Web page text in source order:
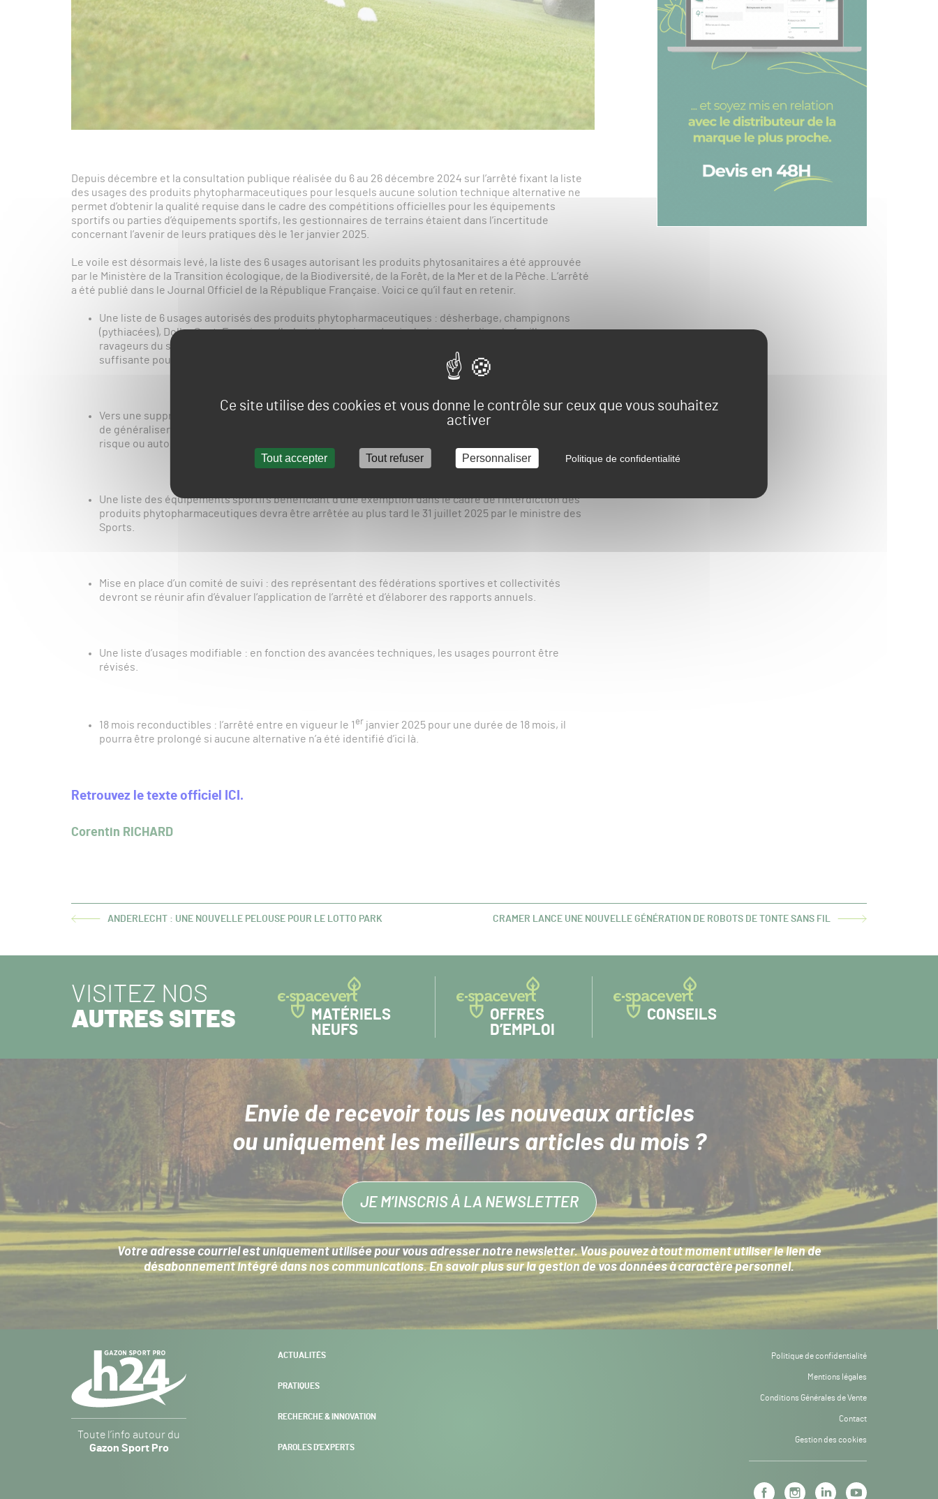
Ce site utilise des cookies et vous donne le contrôle sur ceux que vous souhaitez
activer
Tout accepter Tout refuser Personnaliser Politique de confidentialité
Depuis décembre et la consultation publique réalisée du 6 au 26 décembre 2024 sur l’arrêté fixant la liste
des usages des produits phytopharmaceutiques pour lesquels aucune solution technique alternative ne
permet d’obtenir la qualité requise dans le cadre des compétitions officielles pour les équipements
sportifs ou parties d’équipements sportifs, les gestionnaires de terrains étaient dans l’incertitude
concernant l’avenir de leurs pratiques dès le 1er janvier 2025.
Le voile est désormais levé, la liste des 6 usages autorisant les produits phytosanitaires a été approuvée
par le Ministère de la Transition écologique, de la Biodiversité, de la Forêt, de la Mer et de la Pêche. L’arrêté
a été publié dans le Journal Officiel de la République Française. Voici ce qu’il faut en retenir.
Une liste de 6 usages autorisés des produits phytopharmaceutiques : désherbage, champignons
(pythiacées), Dollar Spot, Fusarioses/helminthosporioses/pyriculariose, maladies du feuillage,
ravageurs du sol. Aucune alternative technique n’est pour l’instant en mesure de garantir une qualité
suffisante pour les compétitions officielles
Vers une suppression progressive : une feuille de route doit être réalisée avant le 31 juillet 2025 afin
de généraliser l’arrêt de l’utilisation de ces produits, à l’exception de ceux de biocontrôle, à faible
risque ou autorisés en agriculture biologique.
Une liste des équipements sportifs bénéficiant d’une exemption dans le cadre de l’interdiction des
produits phytopharmaceutiques devra être arrêtée au plus tard le 31 juillet 2025 par le ministre des
Sports.
Mise en place d’un comité de suivi : des représentant des fédérations sportives et collectivités
devront se réunir afin d’évaluer l’application de l’arrêté et d’élaborer des rapports annuels.
Une liste d’usages modifiable : en fonction des avancées techniques, les usages pourront être
révisés.
18 mois reconductibles : l’arrêté entre en vigueur le 1 er janvier 2025 pour une durée de 18 mois, il
pourra être prolongé si aucune alternative n’a été identifié d’ici là.
Retrouvez le texte officiel ICI.
Corentin RICHARD
ARTICLEANDERLECHT : UNE NOUVELLE PELOUSE POUR LE LOTTO PARK
ARTICLE
CRAMER LANCE UNE NOUVELLE GÉNÉRATION DE ROBOTS DE TONTE SANS FIL
VISITEZ NOS
AUTRES SITES
MATÉRIELS
NEUFS
OFFRES
D’EMPLOI
CONSEILS
Envie de recevoir tous les nouveaux articles
ou uniquement les meilleurs articles du mois ?
JE M’INSCRIS À LA NEWSLETTER
Votre adresse courriel est uniquement utilisée pour vous adresser notre newsletter. Vous pouvez à tout moment utiliser le lien de
désabonnement intégré dans nos communications. En savoir plus sur lagestion de vos données à caractère personnel.
Sport
Pro
Toute l’info autour du
Gazon Sport Pro
ACTUALITÉS
PRATIQUES
RECHERCHE & INNOVATION
PAROLES D’EXPERTS
Politique de confidentialité
Mentions légales
Conditions Générales de Vente
Contact
Gestion des cookies